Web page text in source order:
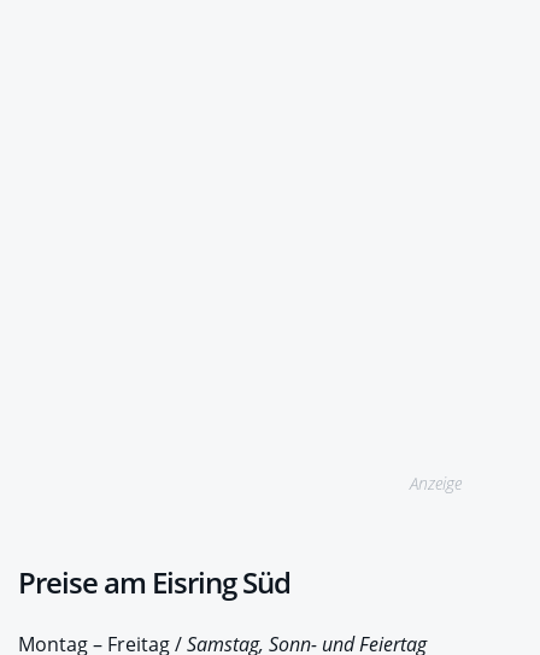
Anzeige
Preise am Eisring Süd
Montag – Freitag /Samstag, Sonn- und Feiertag